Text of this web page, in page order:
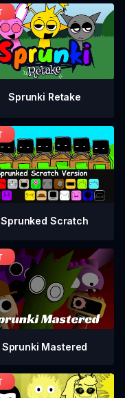
Sprunki Retake
Sprunked Scratch
Sprunki Mastered